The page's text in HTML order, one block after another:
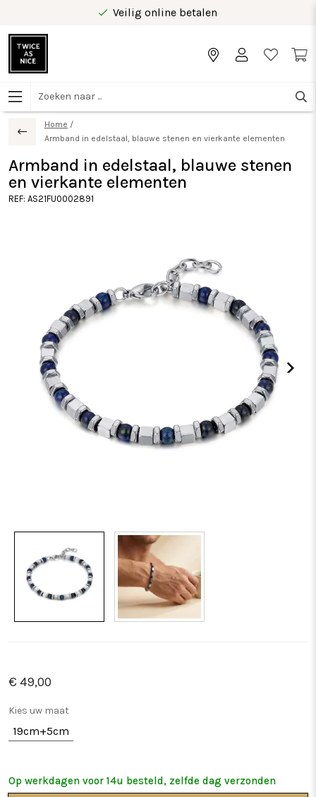
Veilig online betalen
Home /
Armband in edelstaal, blauwe stenen en vierkante elementen
Armband in edelstaal, blauwe stenen
en vierkante elementen
REF: AS21FU0002891
€ 49,00
Kies uw maat
19cm+5cm
Op werkdagen voor 14u besteld, zelfde dag verzonden